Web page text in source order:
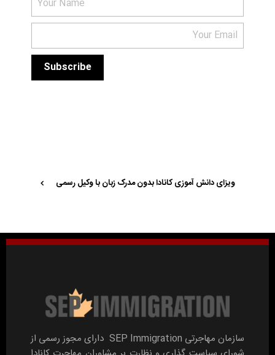
ویزای دانش آموزی کانادا بدون مدرک زبان با وکیل رسمی
سازمان مهاجرتی SEP Immigration دارای مجوز رسمی از